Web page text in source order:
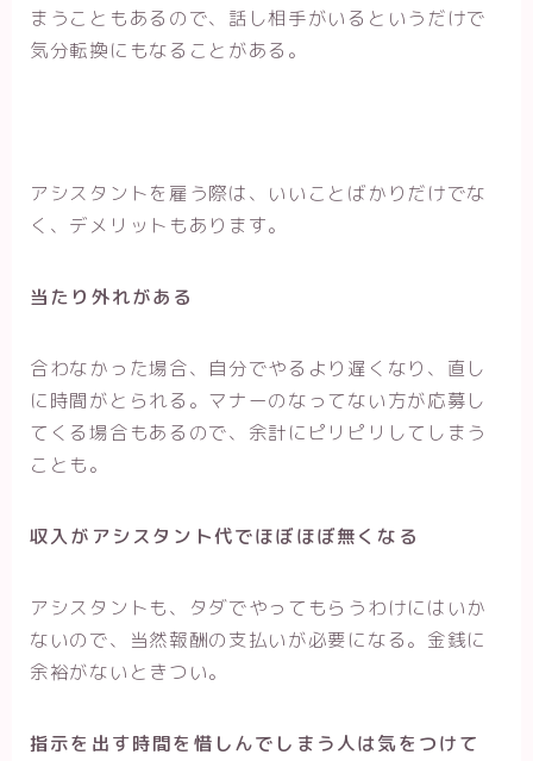
まうこともあるので、話し相手がいるというだけで
気分転換にもなることがある。
アシスタントを雇う際は、いいことばかりだけでな
く、デメリットもあります。
当たり外れがある
合わなかった場合、自分でやるより遅くなり、直し
に時間がとられる。マナーのなってない方が応募し
てくる場合もあるので、余計にピリピリしてしまう
ことも。
収入がアシスタント代でほぼほぼ無くなる
アシスタントも、タダでやってもらうわけにはいか
ないので、当然報酬の支払いが必要になる。金銭に
余裕がないときつい。
指示を出す時間を惜しんでしまう人は気をつけて